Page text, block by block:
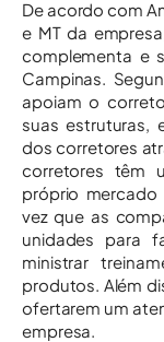
De acordo com
e MT da
complementa e
Campinas.
apoiam o
suas estruturas,
dos corretores
corretores têm
próprio mercado
vez que as
unidades para
ministrar
produtos. Além
ofertarem um
empresa.